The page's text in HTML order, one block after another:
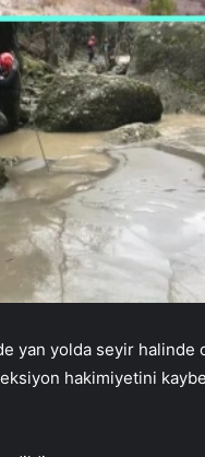
yan yolda seyir halinde
hakimiyetini